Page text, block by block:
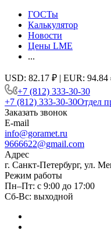
ГОСТы
Калькулятор
Новости
Цены LME
...
USD: 82.17 ₽ | EUR: 94.84
+7 (812) 333-30-30
+7 (812) 333-30-30Отдел
Заказать звонок
E-mail
info@goramet.ru
9666622@gmail.com
Адрес
г. Санкт-Петербург, ул.
Режим работы
Пн–Пт: с 9:00 до 17:00
Сб-Вс: выходной